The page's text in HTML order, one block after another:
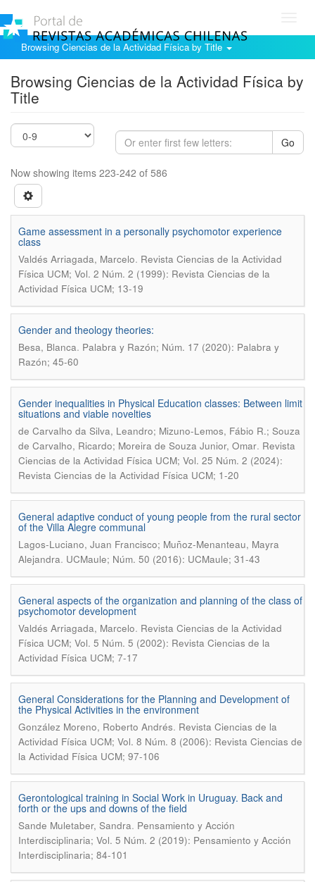
Browsing Ciencias de la Actividad Física by Title
Browsing Ciencias de la Actividad Física by
Title
Go
Now showing items 223-242 of 586
Game assessment in a personally psychomotor experience
class
Valdés Arriagada, Marcelo. Revista Ciencias de la Actividad
Física UCM; Vol. 2 Núm. 2 (1999): Revista Ciencias de la
Actividad Física UCM; 13-19
Gender and theology theories:
Besa, Blanca. Palabra y Razón; Núm. 17 (2020): Palabra y
Razón; 45-60
Gender inequalities in Physical Education classes: Between limit
situations and viable novelties
de Carvalho da Silva, Leandro; Mizuno-Lemos, Fábio R.; Souza
de Carvalho, Ricardo; Moreira de Souza Junior, Omar. Revista
Ciencias de la Actividad Física UCM; Vol. 25 Núm. 2 (2024):
Revista Ciencias de la Actividad Física UCM; 1-20
General adaptive conduct of young people from the rural sector
of the Villa Alegre communal
Lagos-Luciano, Juan Francisco; Muñoz-Menanteau, Mayra
Alejandra. UCMaule; Núm. 50 (2016): UCMaule; 31-43
General aspects of the organization and planning of the class of
psychomotor development
Valdés Arriagada, Marcelo. Revista Ciencias de la Actividad
Física UCM; Vol. 5 Núm. 5 (2002): Revista Ciencias de la
Actividad Física UCM; 7-17
General Considerations for the Planning and Development of
the Physical Activities in the environment
González Moreno, Roberto Andrés. Revista Ciencias de la
Actividad Física UCM; Vol. 8 Núm. 8 (2006): Revista Ciencias de
la Actividad Física UCM; 97-106
Gerontological training in Social Work in Uruguay. Back and
forth or the ups and downs of the field
Sande Muletaber, Sandra. Pensamiento y Acción
Interdisciplinaria; Vol. 5 Núm. 2 (2019): Pensamiento y Acción
Interdisciplinaria; 84-101